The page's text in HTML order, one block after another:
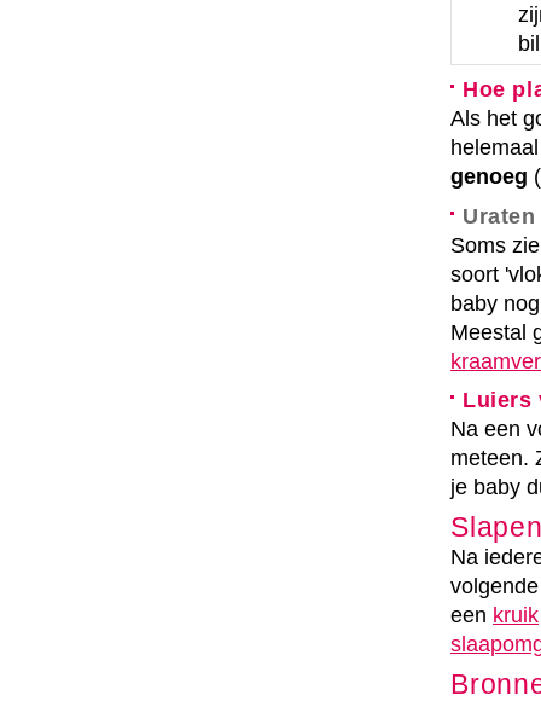
Hoe
Als het
genoeg
Soms
soort
baby
Meestal
Luiers
Na een
meteen.
je baby
Na
een kruik